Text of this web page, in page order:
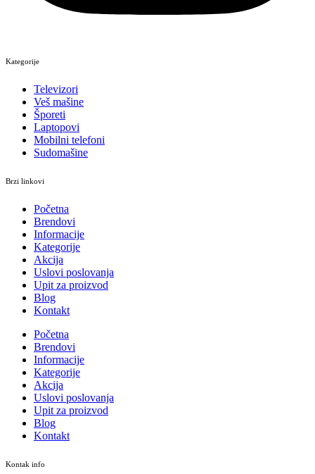
Kategorije
Televizori
Veš mašine
Šporeti
Laptopovi
Mobilni telefoni
Sudomašine
Brzi linkovi
Početna
Brendovi
Informacije
Kategorije
Akcija
Uslovi poslovanja
Upit za proizvod
Blog
Kontakt
Početna
Brendovi
Informacije
Kategorije
Akcija
Uslovi poslovanja
Upit za proizvod
Blog
Kontakt
Kontak info